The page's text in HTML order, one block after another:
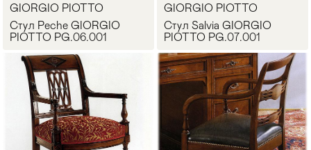
GIORGIO PIOTTO
Стул Peche GIORGIO
PIOTTO PG.06.001
GIORGIO PIOTTO
Стул Salvia GIORGIO
PIOTTO PG.07.001